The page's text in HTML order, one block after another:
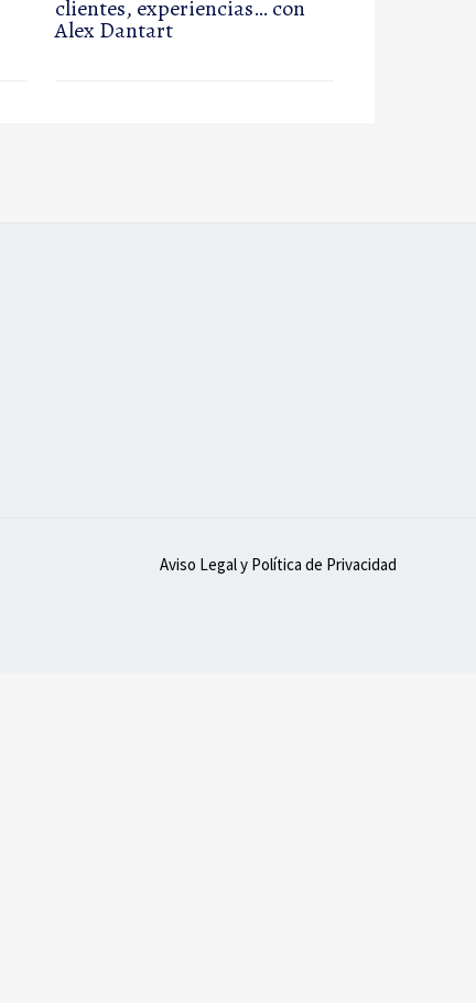
clientes, experiencias… con
Alex Dantart
Aviso Legal y Política de Privacidad